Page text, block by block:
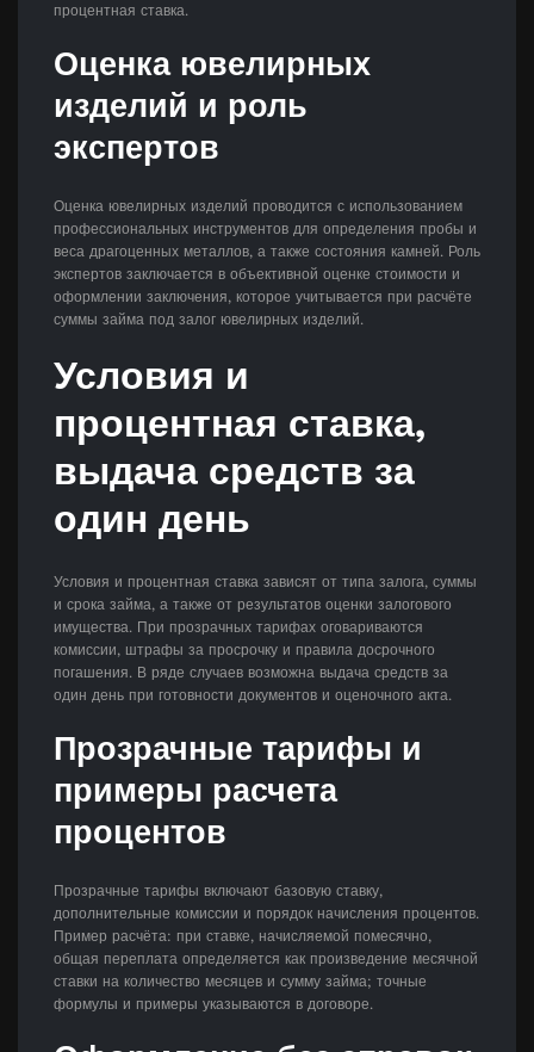
процентная ставка.
Оценка ювелирных
изделий и роль
экспертов
Оценка ювелирных изделий проводится с использованием
профессиональных инструментов для определения пробы и
веса драгоценных металлов, а также состояния камней. Роль
экспертов заключается в объективной оценке стоимости и
оформлении заключения, которое учитывается при расчёте
суммы займа под залог ювелирных изделий.
Условия и
процентная ставка,
выдача средств за
один день
Условия и процентная ставка зависят от типа залога, суммы
и срока займа, а также от результатов оценки залогового
имущества. При прозрачных тарифах оговариваются
комиссии, штрафы за просрочку и правила досрочного
погашения. В ряде случаев возможна выдача средств за
один день при готовности документов и оценочного акта.
Прозрачные тарифы и
примеры расчета
процентов
Прозрачные тарифы включают базовую ставку,
дополнительные комиссии и порядок начисления процентов.
Пример расчёта: при ставке, начисляемой помесячно,
общая переплата определяется как произведение месячной
ставки на количество месяцев и сумму займа; точные
формулы и примеры указываются в договоре.